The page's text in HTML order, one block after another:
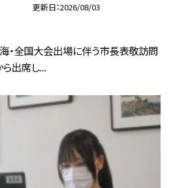
更新日 2026/08/03
・全国大会出場に伴う市長表敬訪問
出席し...